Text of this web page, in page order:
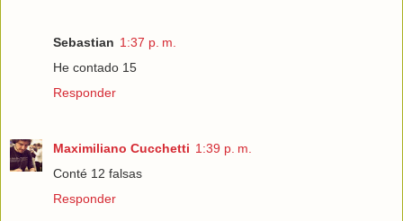
Sebastian 1:37 p. m.
He contado 15
Responder
Maximiliano Cucchetti 1:39 p. m.
Conté 12 falsas
Responder